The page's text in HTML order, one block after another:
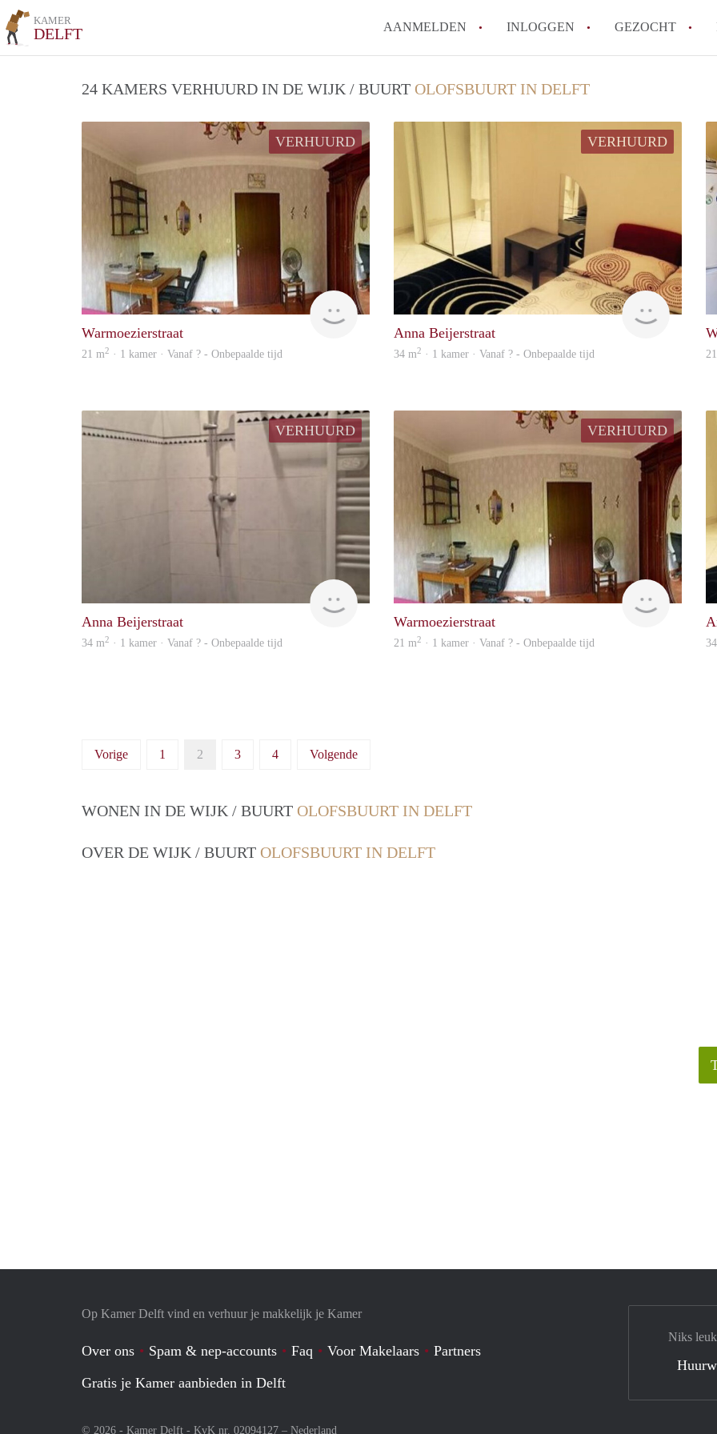
KAMER
DELFT AANMELDEN INLOGGEN GEZOCHT
How to translate KamerDelft!
Wat is de privacyverklaring
Berekent Kamer-Delft
Is KamerDelft
Delft?
Alle veelgestelde vragen
24 KAMERS VERHUURD IN DE WIJK / BUURT OLOFSBUURT IN DELFT
VERHUURD
Woning
Warmoezierstraat
21 m2 · 1 kamer · Vanaf ? - Onbepaalde tijd
VERHUURD
Woning
Anna Beijerstraat
34 m2 · 1 kamer · Vanaf ? - Onbepaalde tijd
VERHUURD
Anna Beijerstraat
34 m2 · 1 kamer · Vanaf ? - Onbepaalde tijd
VERHUURD
Woning
Warmoezierstraat
21 m2 · 1 kamer · Vanaf ? - Onbepaalde tijd
Vorige 1 2 3 4 Volgende
WONEN IN DE WIJK / BUURT OLOFSBUURT IN DELFT
OVER DE WIJK / BUURT OLOFSBUURT IN DELFT
Op Kamer Delft vind en verhuur je makkelijk je Kamer
Over ons Spam & nep-accounts Faq Voor Makelaars
Partners
Gratis je Kamer aanbieden in Delft
© 2026 - Kamer Delft - KvK nr. 02094127 – Nederland
Niks